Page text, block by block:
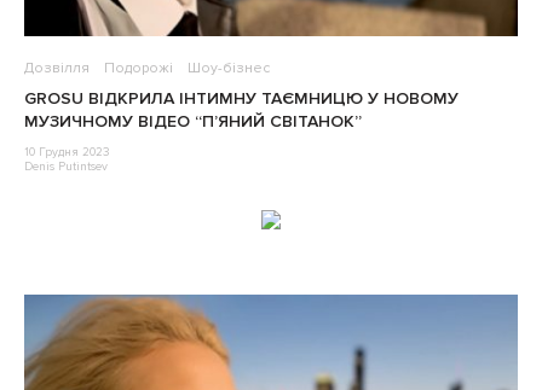
Дозвілля Подорожі Шоу-бізнес
GROSU ВІДКРИЛА ІНТИМНУ ТАЄМНИЦЮ У НОВОМУ
МУЗИЧНОМУ ВІДЕО “П’ЯНИЙ СВІТАНОК”
10 Грудня 2023
Denis Putintsev